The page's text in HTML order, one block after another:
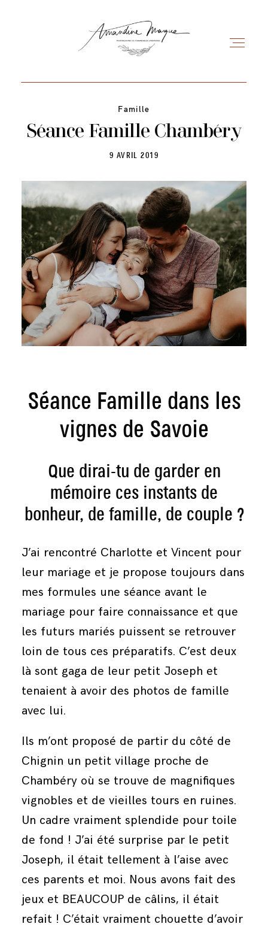
Famille
Séance Famille Chambéry
9 AVRIL 2019
Séance Famille dans les
vignes de Savoie
Que dirai-tu de garder en
mémoire ces instants de
bonheur, de famille, de couple ?
J’ai rencontré Charlotte et Vincent pour
leur mariage et je propose toujours dans
mes formules une séance avant le
mariage pour faire connaissance et que
les futurs mariés puissent se retrouver
loin de tous ces préparatifs. C’est deux
là sont gaga de leur petit Joseph et
tenaient à avoir des photos de famille
avec lui.
Ils m’ont proposé de partir du côté de
Chignin un petit village proche de
Chambéry où se trouve de magnifiques
vignobles et de vieilles tours en ruines.
Un cadre vraiment splendide pour toile
de fond ! J’ai été surprise par le petit
Joseph, il était tellement à l’aise avec
ces parents et moi. Nous avons fait des
jeux et BEAUCOUP de câlins, il était
refait ! C’était vraiment chouette d’avoir
Mariage
Les séances
Blog
Page client
Contact